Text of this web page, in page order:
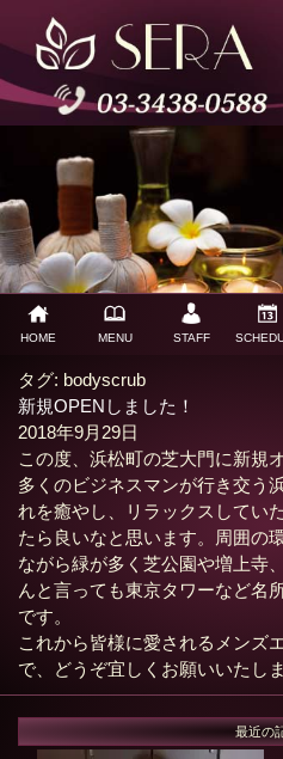
HOME MENU STAFF
タグ: bodyscrub
新規OPENしました！
2018年9月29日
この度、浜松町の芝大門に新規
多くのビジネスマンが行き交う
れを癒やし、リラックスしてい
たら良いなと思います。周囲の
ながら緑が多く芝公園や増上寺
んと言っても東京タワーなど名
です。
これから皆様に愛されるメンズ
で、どうぞ宜しくお願いいたしま
最近の